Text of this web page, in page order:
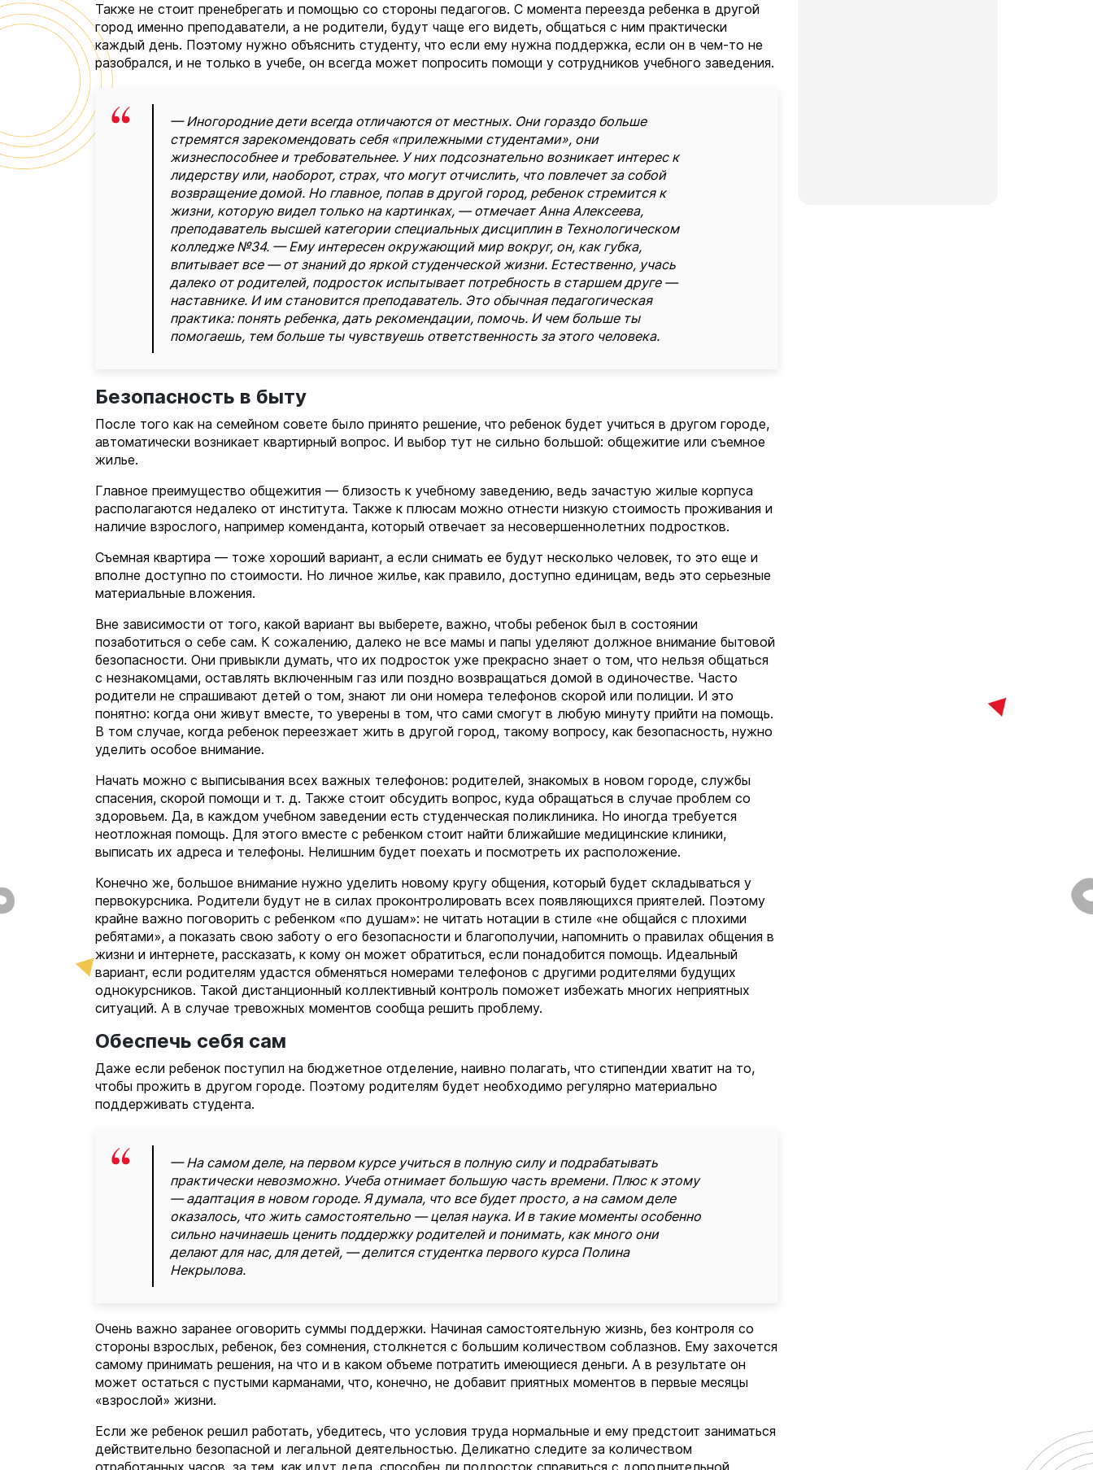
Также не стоит пренебрегать и помощью со стороны педагогов. С момента переезда ребенка в другой
город именно преподаватели, а не родители, будут чаще его видеть, общаться с ним практически
каждый день. Поэтому нужно объяснить студенту, что если ему нужна поддержка, если он в чем-то не
разобрался, и не только в учебе, он всегда может попросить помощи у сотрудников учебного заведения.
— Иногородние дети всегда отличаются от местных. Они гораздо больше
стремятся зарекомендовать себя «прилежными студентами», они
жизнеспособнее и требовательнее. У них подсознательно возникает интерес к
лидерству или, наоборот, страх, что могут отчислить, что повлечет за собой
возвращение домой. Но главное, попав в другой город, ребенок стремится к
жизни, которую видел только на картинках, — отмечает Анна Алексеева,
преподаватель высшей категории специальных дисциплин в Технологическом
колледже №34. — Ему интересен окружающий мир вокруг, он, как губка,
впитывает все — от знаний до яркой студенческой жизни. Естественно, учась
далеко от родителей, подросток испытывает потребность в старшем друге —
наставнике. И им становится преподаватель. Это обычная педагогическая
практика: понять ребенка, дать рекомендации, помочь. И чем больше ты
помогаешь, тем больше ты чувствуешь ответственность за этого человека.
Безопасность в быту
После того как на семейном совете было принято решение, что ребенок будет учиться в другом городе,
автоматически возникает квартирный вопрос. И выбор тут не сильно большой: общежитие или съемное
жилье.
Главное преимущество общежития — близость к учебному заведению, ведь зачастую жилые корпуса
располагаются недалеко от института. Также к плюсам можно отнести низкую стоимость проживания и
наличие взрослого, например коменданта, который отвечает за несовершеннолетних подростков.
Съемная квартира — тоже хороший вариант, а если снимать ее будут несколько человек, то это еще и
вполне доступно по стоимости. Но личное жилье, как правило, доступно единицам, ведь это серьезные
материальные вложения.
Вне зависимости от того, какой вариант вы выберете, важно, чтобы ребенок был в состоянии
позаботиться о себе сам. К сожалению, далеко не все мамы и папы уделяют должное внимание бытовой
безопасности. Они привыкли думать, что их подросток уже прекрасно знает о том, что нельзя общаться
с незнакомцами, оставлять включенным газ или поздно возвращаться домой в одиночестве. Часто
родители не спрашивают детей о том, знают ли они номера телефонов скорой или полиции. И это
понятно: когда они живут вместе, то уверены в том, что сами смогут в любую минуту прийти на помощь.
В том случае, когда ребенок переезжает жить в другой город, такому вопросу, как безопасность, нужно
уделить особое внимание.
Начать можно с выписывания всех важных телефонов: родителей, знакомых в новом городе, службы
спасения, скорой помощи и т. д. Также стоит обсудить вопрос, куда обращаться в случае проблем со
здоровьем. Да, в каждом учебном заведении есть студенческая поликлиника. Но иногда требуется
неотложная помощь. Для этого вместе с ребенком стоит найти ближайшие медицинские клиники,
выписать их адреса и телефоны. Нелишним будет поехать и посмотреть их расположение.
Конечно же, большое внимание нужно уделить новому кругу общения, который будет складываться у
первокурсника. Родители будут не в силах проконтролировать всех появляющихся приятелей. Поэтому
крайне важно поговорить с ребенком «по душам»: не читать нотации в стиле «не общайся с плохими
ребятами», а показать свою заботу о его безопасности и благополучии, напомнить о правилах общения в
жизни и интернете, рассказать, к кому он может обратиться, если понадобится помощь. Идеальный
вариант, если родителям удастся обменяться номерами телефонов с другими родителями будущих
однокурсников. Такой дистанционный коллективный контроль поможет избежать многих неприятных
ситуаций. А в случае тревожных моментов сообща решить проблему.
Обеспечь себя сам
Даже если ребенок поступил на бюджетное отделение, наивно полагать, что стипендии хватит на то,
чтобы прожить в другом городе. Поэтому родителям будет необходимо регулярно материально
поддерживать студента.
— На самом деле, на первом курсе учиться в полную силу и подрабатывать
практически невозможно. Учеба отнимает большую часть времени. Плюс к этому
— адаптация в новом городе. Я думала, что все будет просто, а на самом деле
оказалось, что жить самостоятельно — целая наука. И в такие моменты особенно
сильно начинаешь ценить поддержку родителей и понимать, как много они
делают для нас, для детей, — делится студентка первого курса Полина
Некрылова.
Очень важно заранее оговорить суммы поддержки. Начиная самостоятельную жизнь, без контроля со
стороны взрослых, ребенок, без сомнения, столкнется с большим количеством соблазнов. Ему захочется
самому принимать решения, на что и в каком объеме потратить имеющиеся деньги. А в результате он
может остаться с пустыми карманами, что, конечно, не добавит приятных моментов в первые месяцы
«взрослой» жизни.
Если же ребенок решил работать, убедитесь, что условия труда нормальные и ему предстоит заниматься
действительно безопасной и легальной деятельностью. Деликатно следите за количеством